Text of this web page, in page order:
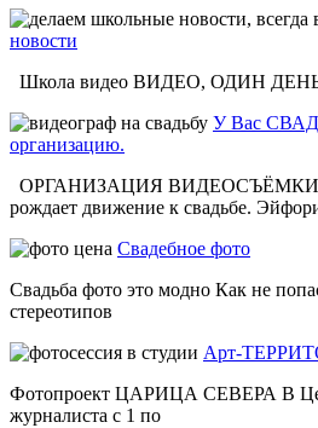
новости
Школа видео ВИДЕО, ОДИН
У Вас
организацию.
ОРГАНИЗАЦИЯ ВИДЕОСЪЁМКИ
рождает движение к свадьбе.
Свадебное фото
Свадьба фото это модно Как не
стереотипов
Арт-
Фотопроект ЦАРИЦА СЕВЕРА В
журналиста с 1 по